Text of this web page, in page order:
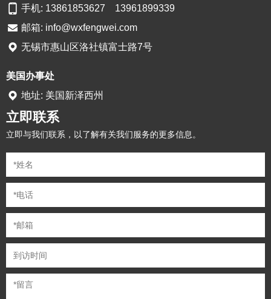
手机: 13861853627 13961899339
邮箱: info@wxfengwei.com
无锡市惠山区洛社镇富士路7号
美国办事处
地址: 美国新泽西州
立即联系
立即与我们联系，以了解有关我们服务的更多信息。